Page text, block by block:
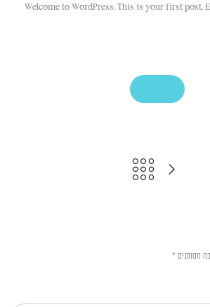
Welcome to WordPress. This is your first post.
מסומנים *